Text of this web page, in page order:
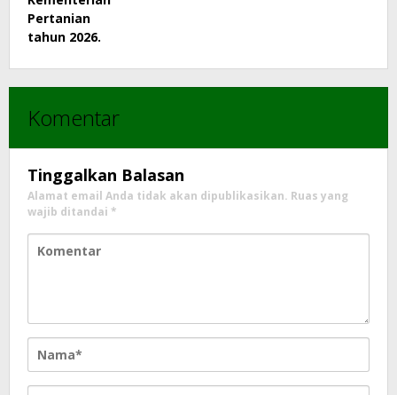
Komentar
Tinggalkan Balasan
Alamat email Anda tidak akan dipublikasikan. Ruas yang
wajib ditandai *